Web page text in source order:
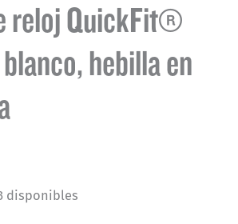
reloj QuickFit®
hebilla en
disponibles